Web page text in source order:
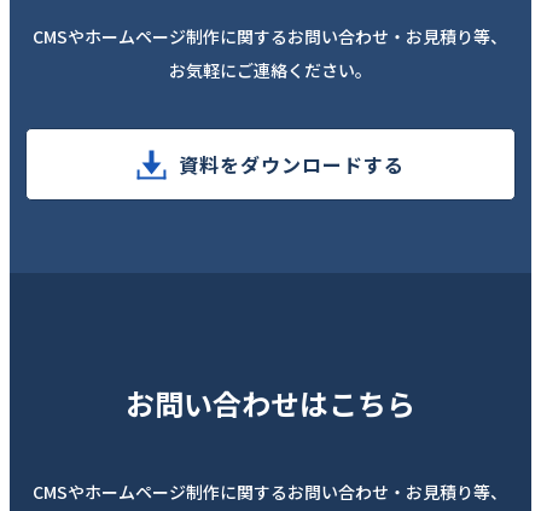
CMSやホームページ制作に関するお問い合わせ・お見積り等、
お気軽にご連絡ください。
資料をダウンロードする
お問い合わせはこちら
CMSやホームページ制作に関するお問い合わせ・お見積り等、